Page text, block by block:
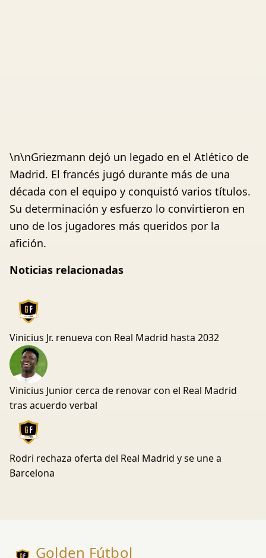
\n\nGriezmann dejó un legado en el Atlético de
Madrid. El francés jugó durante más de una
década con el equipo y conquistó varios títulos.
Su determinación y esfuerzo lo convirtieron en
uno de los jugadores más queridos por la
afición.
Noticias relacionadas
Vinicius Jr. renueva con Real Madrid hasta 2032
Vinicius Junior cerca de renovar con el Real Madrid
tras acuerdo verbal
Rodri rechaza oferta del Real Madrid y se une a
Barcelona
Golden Fútbol